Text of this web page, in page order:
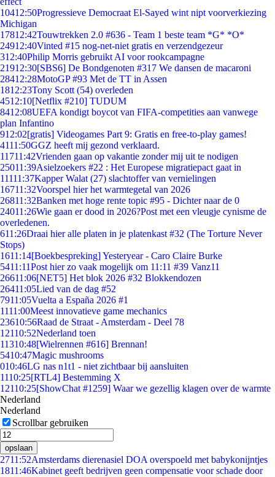
10412:50Progressieve Democraat El-Sayed wint nipt voorverkiezing
Michigan
17812:42Touwtrekken 2.0 #636 - Team 1 beste team *G* *O*
24912:40Vinted #15 nog-net-niet gratis en verzendgezeur
312:40Philip Morris gebruikt AI voor rookcampagne
21912:30[SBS6] De Bondgenoten #317 We dansen de macaroni
28412:28MotoGP #93 Met de TT in Assen
1812:23Tony Scott (54) overleden
4512:10[Netflix #210] TUDUM
8412:08UEFA kondigt boycot van FIFA-competities aan vanwege
plan Infantino
912:02[gratis] Videogames Part 9: Gratis en free-to-play games!
4111:50GGZ heeft mij gezond verklaard.
11711:42Vrienden gaan op vakantie zonder mij uit te nodigen
25011:39Asielzoekers #22 : Het Europese migratiepact gaat in
11111:37Kapper Walat (27) slachtoffer van vernielingen
16711:32Voorspel hier het warmtegetal van 2026
26811:32Banken met hoge rente topic #95 - Dichter naar de 0
24011:26Wie gaan er dood in 2026?Post met een vleugje cynisme de
overledenen.
611:26Draai hier alle platen in je platenkast #32 (The Torture Never
Stops)
1611:14[Boekbespreking] Yesteryear - Caro Claire Burke
5411:11Post hier zo vaak mogelijk om 11:11 #39 Vanz11
26611:06[NET5] Het blok 2026 #32 Blokkendozen
26411:05Lied van de dag #52
7911:05Vuelta a España 2026 #1
1111:00Meest innovatieve game mechanics
23610:56Raad de Straat - Amsterdam - Deel 78
12110:52Nederland toen
11310:48[Wielrennen #616] Brennan!
5410:47Magic mushrooms
010:46LG nas n1t1 - niet zichtbaar bij aansluiten
1110:25[RTL4] Bestemming X
12110:25[ShowChat #1259] Waar we gezellig klagen over de warmte
Nederland
Nederland
Scrollbar gebruiken
opslaan
2711:52Amsterdams dierenasiel DOA overspoeld met babykonijntjes
1811:46Kabinet geeft bedrijven geen compensatie voor schade door